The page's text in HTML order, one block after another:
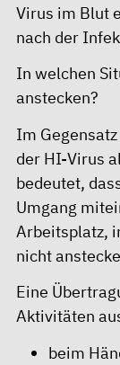
Virus im Blut
nach der
In welchen
anstecken?
Im
der HI-Virus
bedeutet,
Umgang
Arbeitsplatz,
nicht
Eine
Aktivitäten
beim